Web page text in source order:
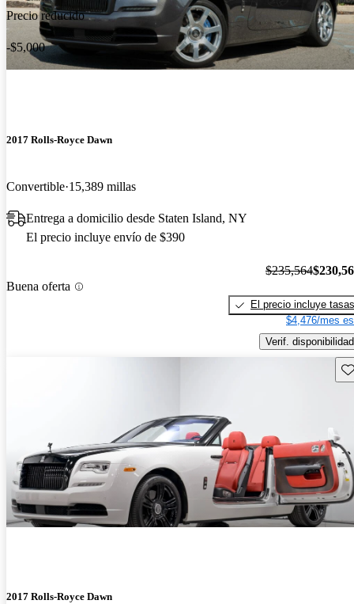
Precio reducido
-$5,000
2017 Rolls-Royce Dawn
Convertible 15,389 millas
Entrega a domicilio desde Staten Island, NY
El precio incluye envío de $390
Buena oferta
$235,564
El precio incluye tasas
$4,476/mes
Verif. disponibilidad
2017 Rolls-Royce Dawn